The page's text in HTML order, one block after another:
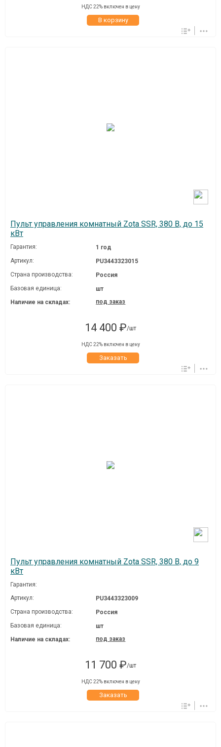
НДС 22% включен в цену
В корзину
Пульт управления комнатный Zota SSR, 380 В, до 15
кВт
Гарантия:
1 год
Артикул:
PU3443323015
Страна производства:
Россия
Базовая единица:
шт
Наличие на складах:
под заказ
14 400 ₽/шт
НДС 22% включен в цену
Заказать
Пульт управления комнатный Zota SSR, 380 В, до 9
кВт
Гарантия:
Артикул:
PU3443323009
Страна производства:
Россия
Базовая единица:
шт
Наличие на складах:
под заказ
11 700 ₽/шт
НДС 22% включен в цену
Заказать